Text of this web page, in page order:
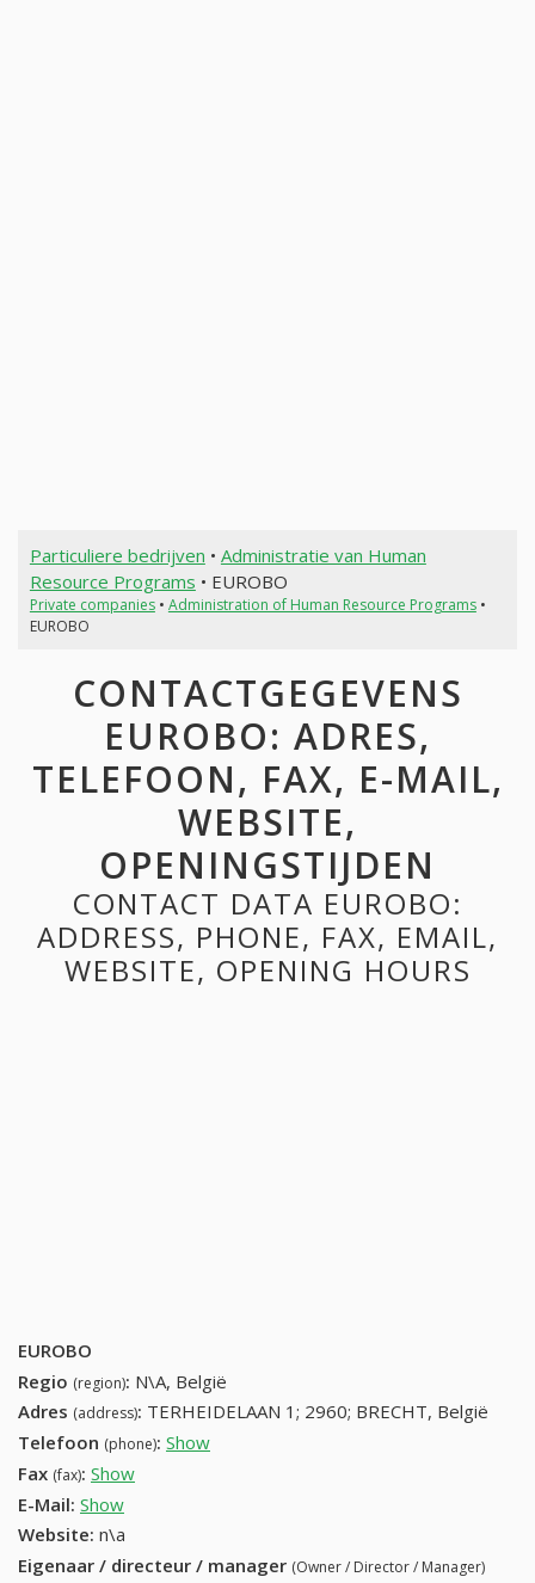
Particuliere bedrijven • Administratie van Human
Resource Programs • EUROBO
Private companies• Administration of Human Resource Programs•
EUROBO
CONTACTGEGEVENS
EUROBO: ADRES,
TELEFOON, FAX, E-MAIL,
WEBSITE,
OPENINGSTIJDEN
CONTACT DATA EUROBO:
ADDRESS, PHONE, FAX, EMAIL,
WEBSITE, OPENING HOURS
EUROBO
Regio (region): N\A, België
Adres (address): TERHEIDELAAN 1; 2960; BRECHT, België
Telefoon (phone): Show
Fax (fax): Show
E-Mail: Show
Website: n\a
Eigenaar / directeur / manager (Owner / Director / Manager)